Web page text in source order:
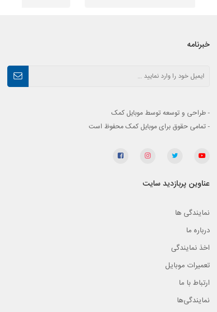
خبرنامه
- طراحی و توسعه توسط موبایل کمک
- تمامی حقوق برای موبایل کمک محفوظ است
عناوین پربازدید سایت
نمایندگی ها
درباره ما
اخذ نمایندگی
تعمیرات موبایل
ارتباط با ما
نمایندگی‌ها